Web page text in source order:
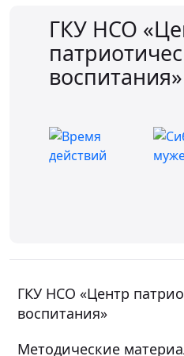
ГКУ НСО
воспитания»
ГКУ НСО «Центр
воспитания»
Методические